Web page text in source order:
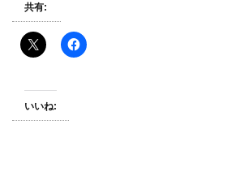
共有:
いいね: